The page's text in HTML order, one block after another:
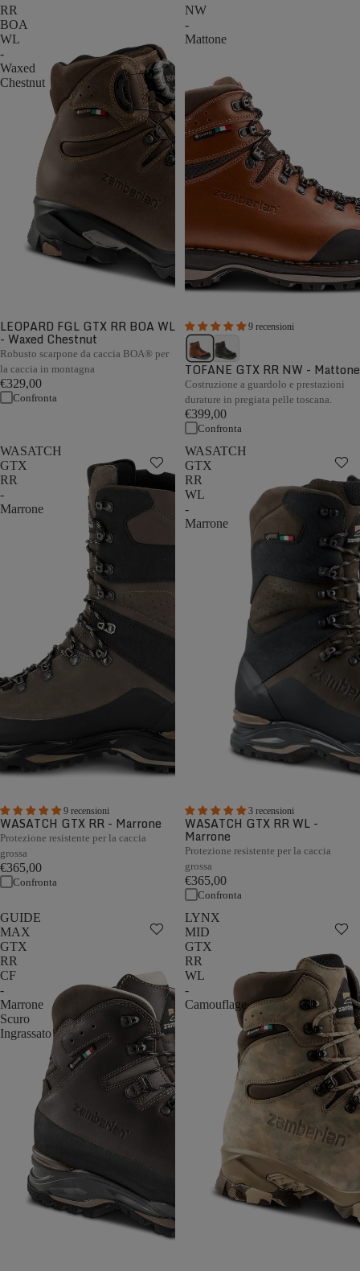
RR
BOA
WL
-
Waxed
Chestnut
LEOPARD FGL GTX RR BOA WL
- Waxed Chestnut
Robusto scarpone da caccia BOA® per
la caccia in montagna
€329,00
Confronta
NW
-
Mattone
9 recensioni
TOFANE GTX RR NW - Mattone
Costruzione a guardolo e prestazioni
durature in pregiata pelle toscana.
€399,00
Confronta
WASATCH
GTX
RR
-
Marrone
9 recensioni
WASATCH GTX RR - Marrone
Protezione resistente per la caccia
grossa
€365,00
Confronta
WASATCH
GTX
RR
WL
-
Marrone
3 recensioni
WASATCH GTX RR WL -
Marrone
Protezione resistente per la caccia
grossa
€365,00
Confronta
GUIDE
MAX
GTX
RR
CF
-
Marrone
Scuro
Ingrassato
LYNX
MID
GTX
RR
WL
-
Camouflage